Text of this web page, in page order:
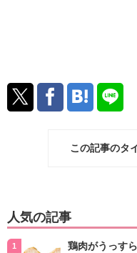
この記事のタ
人気の記事
鶏肉がうっす